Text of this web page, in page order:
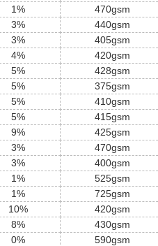
1% 470gsm
3% 440gsm
3% 405gsm
4% 420gsm
5% 428gsm
5% 375gsm
5% 410gsm
5% 415gsm
9% 425gsm
3% 470gsm
3% 400gsm
1% 525gsm
1% 725gsm
10% 420gsm
8% 430gsm
0% 590gsm